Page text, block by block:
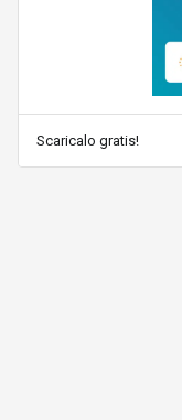
Scaricalo gratis!